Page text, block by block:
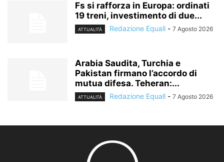
Fs si rafforza in Europa: ordinati
19 treni, investimento di due...
ATTUALITÀ Redazione Equall - 7 Agosto 2026
Arabia Saudita, Turchia e
Pakistan firmano l’accordo di
mutua difesa. Teheran:...
ATTUALITÀ Redazione Equall - 7 Agosto 2026